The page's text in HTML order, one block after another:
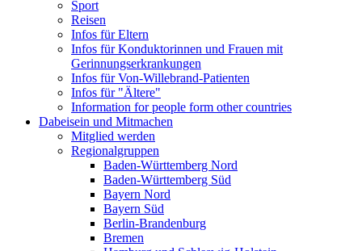
Sport
Reisen
Infos für Eltern
Infos für Konduktorinnen und Frauen mit
Gerinnungserkrankungen
Infos für Von-Willebrand-Patienten
Infos für "Ältere"
Information for people form other countries
Dabeisein und Mitmachen
Mitglied werden
Regionalgruppen
Baden-Württemberg Nord
Baden-Württemberg Süd
Bayern Nord
Bayern Süd
Berlin-Brandenburg
Bremen